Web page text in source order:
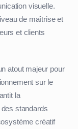
visuelle.
de maîtrise et
et clients
atout majeur pour
sur le
la
standards
créatif